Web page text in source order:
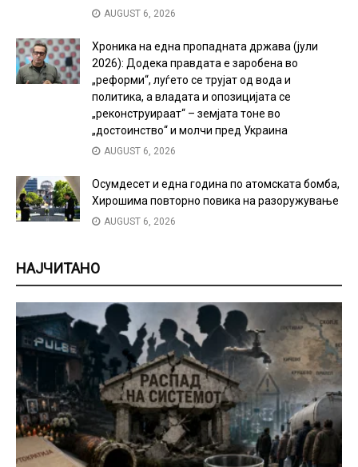
AUGUST 6, 2026
Хроника на една пропадната држава (јули
2026): Додека правдата е заробена во
„реформи“, луѓето се трујат од вода и
политика, а владата и опозицијата се
„реконструираат“ – земјата тоне во
„достоинство“ и молчи пред Украина
AUGUST 6, 2026
Осумдесет и една година по атомската бомба,
Хирошима повторно повика на разоружување
AUGUST 6, 2026
НАЈЧИТАНО